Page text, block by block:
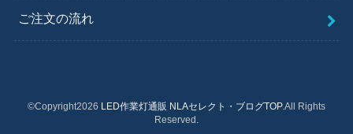
ご注文の流れ
©Copyright2026 LED作業灯通販 NLAセレクト・ブログTOP.All Rights
Reserved.